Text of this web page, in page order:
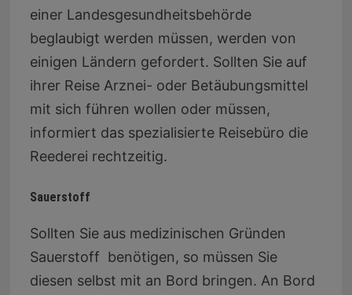
einer Landesgesundheitsbehörde
beglaubigt werden müssen, werden von
einigen Ländern gefordert. Sollten Sie auf
ihrer Reise Arznei- oder Betäubungsmittel
mit sich führen wollen oder müssen,
informiert das spezialisierte Reisebüro die
Reederei rechtzeitig.
Sauerstoff
Sollten Sie aus medizinischen Gründen
Sauerstoff benötigen, so müssen Sie
diesen selbst mit an Bord bringen. An Bord